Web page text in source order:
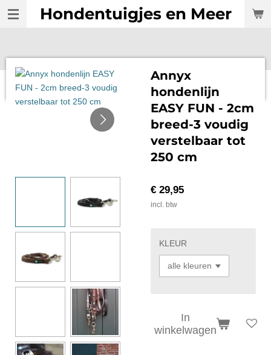
Ga
direct
hoofdinhoud
Hondentuigjes en Meer
Annyx
hondenlijn
EASY FUN - 2cm
breed-3 voudig
verstelbaar tot
250 cm
€ 29,95
incl. btw
KLEUR
In
winkelwagen